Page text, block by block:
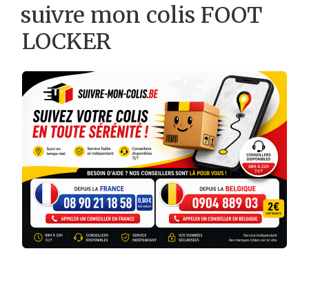
suivre mon colis FOOT
LOCKER